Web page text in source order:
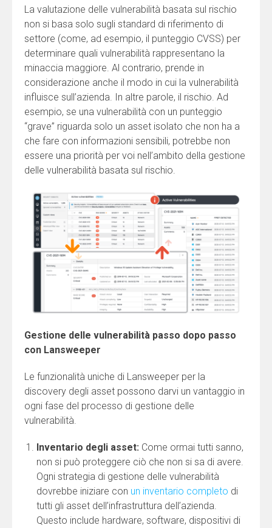
La valutazione delle vulnerabilità basata sul rischio
non si basa solo sugli standard di riferimento di
settore (come, ad esempio, il punteggio CVSS) per
determinare quali vulnerabilità rappresentano la
minaccia maggiore. Al contrario, prende in
considerazione anche il modo in cui la vulnerabilità
influisce sull’azienda. In altre parole, il rischio. Ad
esempio, se una vulnerabilità con un punteggio
“grave” riguarda solo un asset isolato che non ha a
che fare con informazioni sensibili, potrebbe non
essere una priorità per voi nell’ambito della gestione
delle vulnerabilità basata sul rischio.
Gestione delle vulnerabilità passo dopo passo
con Lansweeper
Le funzionalità uniche di Lansweeper per la
discovery degli asset possono darvi un vantaggio in
ogni fase del processo di gestione delle
vulnerabilità.
Inventario degli asset: Come ormai tutti sanno,
non si può proteggere ciò che non si sa di avere.
Ogni strategia di gestione delle vulnerabilità
dovrebbe iniziare con un inventario completo di
tutti gli asset dell’infrastruttura dell’azienda.
Questo include hardware, software, dispositivi di